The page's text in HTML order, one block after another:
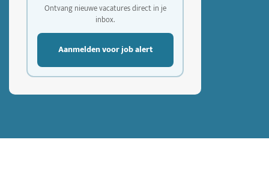
Ontvang nieuwe vacatures direct in je
inbox.
Aanmelden voor job alert